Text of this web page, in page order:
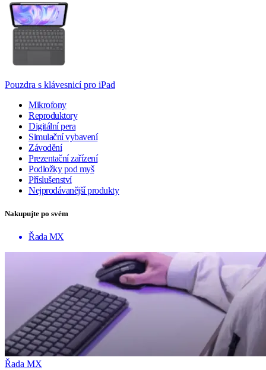
Pouzdra s klávesnicí pro iPad
Mikrofony
Reproduktory
Digitální pera
Simulační vybavení
Závodění
Prezentační zařízení
Podložky pod myš
Příslušenství
Nejprodávanější produkty
Nakupujte po svém
Řada MX
Řada MX